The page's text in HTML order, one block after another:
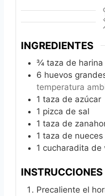
INGREDIENTES
¾ taza de
6 huevos
temperatura
1 taza de azúcar
1 pizca de sal
1 taza de
1 taza de
1 cucharadita de
INSTRUCCIONES
Precaliente el